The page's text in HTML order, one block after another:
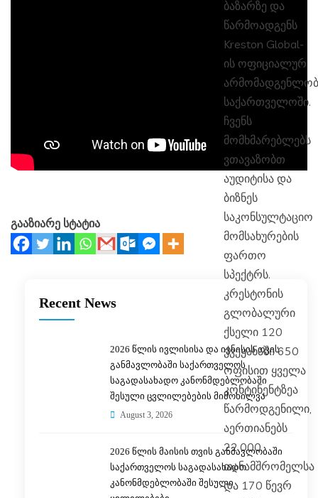
ბაზარზე და
წარმოადგენს
Kreston Global-
ის ოფიციალურ
საქართველოში.
ჩვენს
მომხმარებლებს
ვთავაზობთ
აუდიტისა და
ბიზნეს
საკონსულტაციო
მომსახურების
ფართო
სპექტრს.
კრესტონის
გლობალური
ქსელი 120
ქვეყანაში 650
ოფისით ყველა
კონტინენტზეა
წარმოდგენილი,
აერთიანებს
22,000
თანამშრომელსა
და 170 წევრ
გააზიარე სტატია
Recent News
2026 წლის ივლისისა და ივნისის თვის
განმავლობაში საქართველოს
საგადასახადო კანონმდებლობაში
შესული ცვლილებების მიმოხილვა
August 3, 2026
2026 წლის მაისის თვის განმავლობაში
საქართველოს საგადასახადო
კანონმდებლობაში შესული